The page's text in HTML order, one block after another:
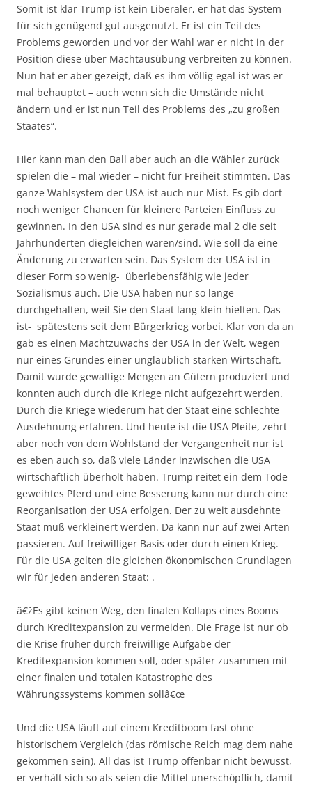
Somit ist klar Trump ist kein Liberaler, er hat das System
für sich genügend gut ausgenutzt. Er ist ein Teil des
Problems geworden und vor der Wahl war er nicht in der
Position diese über Machtausübung verbreiten zu können.
Nun hat er aber gezeigt, daß es ihm völlig egal ist was er
mal behauptet – auch wenn sich die Umstände nicht
ändern und er ist nun Teil des Problems des „zu großen
Staates“.
Hier kann man den Ball aber auch an die Wähler zurück
spielen die – mal wieder – nicht für Freiheit stimmten. Das
ganze Wahlsystem der USA ist auch nur Mist. Es gib dort
noch weniger Chancen für kleinere Parteien Einfluss zu
gewinnen. In den USA sind es nur gerade mal 2 die seit
Jahrhunderten diegleichen waren/sind. Wie soll da eine
Änderung zu erwarten sein. Das System der USA ist in
dieser Form so wenig- überlebensfähig wie jeder
Sozialismus auch. Die USA haben nur so lange
durchgehalten, weil Sie den Staat lang klein hielten. Das
ist- spätestens seit dem Bürgerkrieg vorbei. Klar von da an
gab es einen Machtzuwachs der USA in der Welt, wegen
nur eines Grundes einer unglaublich starken Wirtschaft.
Damit wurde gewaltige Mengen an Gütern produziert und
konnten auch durch die Kriege nicht aufgezehrt werden.
Durch die Kriege wiederum hat der Staat eine schlechte
Ausdehnung erfahren. Und heute ist die USA Pleite, zehrt
aber noch von dem Wohlstand der Vergangenheit nur ist
es eben auch so, daß viele Länder inzwischen die USA
wirtschaftlich überholt haben. Trump reitet ein dem Tode
geweihtes Pferd und eine Besserung kann nur durch eine
Reorganisation der USA erfolgen. Der zu weit ausdehnte
Staat muß verkleinert werden. Da kann nur auf zwei Arten
passieren. Auf freiwilliger Basis oder durch einen Krieg.
Für die USA gelten die gleichen ökonomischen Grundlagen
wir für jeden anderen Staat: .
â€žEs gibt keinen Weg, den finalen Kollaps eines Booms
durch Kreditexpansion zu vermeiden. Die Frage ist nur ob
die Krise früher durch freiwillige Aufgabe der
Kreditexpansion kommen soll, oder später zusammen mit
einer finalen und totalen Katastrophe des
Währungssystems kommen sollâ€œ
Und die USA läuft auf einem Kreditboom fast ohne
historischem Vergleich (das römische Reich mag dem nahe
gekommen sein). All das ist Trump offenbar nicht bewusst,
er verhält sich so als seien die Mittel unerschöpflich, damit